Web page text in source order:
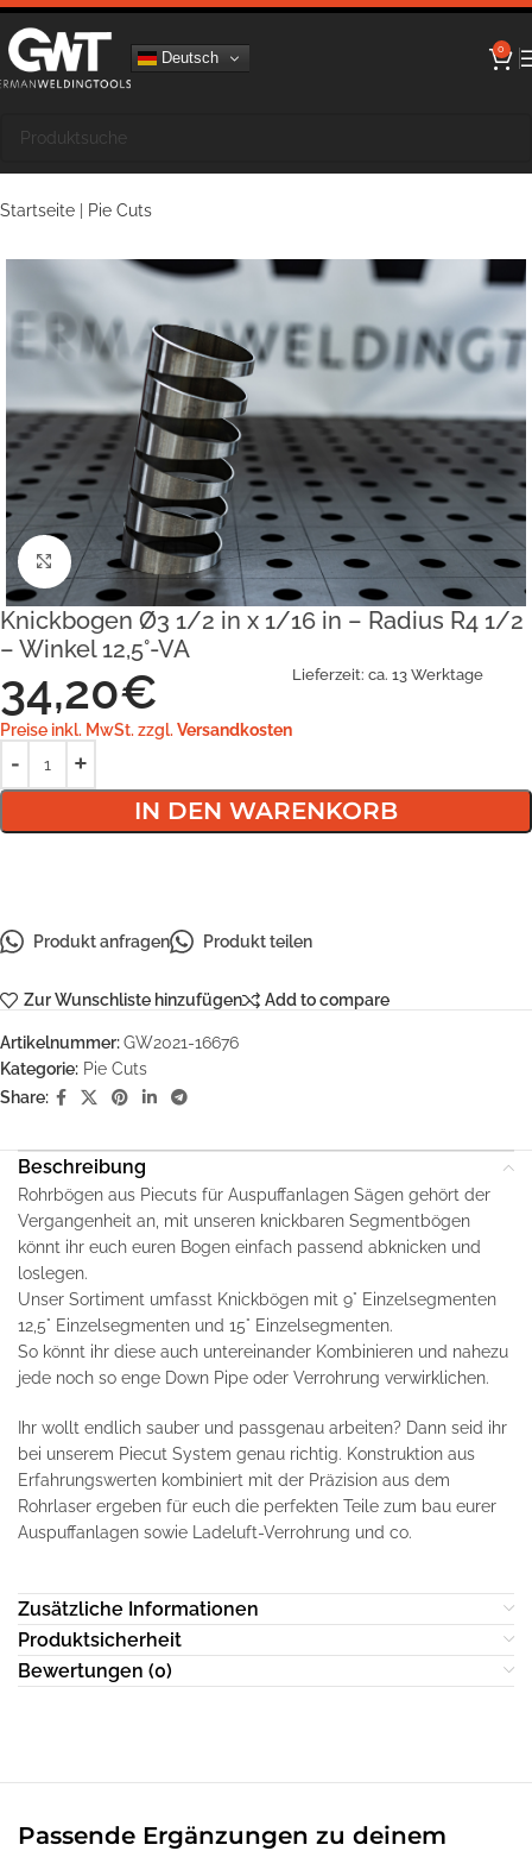
Deutsch 0
Startseite Pie Cuts
Klick zum Vergrößern
Knickbogen Ø3 1/2 in x 1/16 in – Radius R4 1/2
– Winkel 12,5°-VA
34,20€
Preise inkl. MwSt. zzgl. Versandkosten
Lieferzeit: ca. 13 Werktage
IN DEN WARENKORB
Produkt anfragen Produkt teilen
Zur Wunschliste hinzufügen Add to compare
Artikelnummer:GW2021-16676
Kategorie: Pie Cuts
Share:
Beschreibung
Rohrbögen aus Piecuts für Auspuffanlagen Sägen gehört der
Vergangenheit an, mit unseren knickbaren Segmentbögen
könnt ihr euch euren Bogen einfach passend abknicken und
loslegen.
Unser Sortiment umfasst Knickbögen mit 9° Einzelsegmenten
12,5° Einzelsegmenten und 15° Einzelsegmenten.
So könnt ihr diese auch untereinander Kombinieren und nahezu
jede noch so enge Down Pipe oder Verrohrung verwirklichen.
Ihr wollt endlich sauber und passgenau arbeiten? Dann seid ihr
bei unserem Piecut System genau richtig. Konstruktion aus
Erfahrungswerten kombiniert mit der Präzision aus dem
Rohrlaser ergeben für euch die perfekten Teile zum bau eurer
Auspuffanlagen sowie Ladeluft-Verrohrung und co.
Zusätzliche Informationen
Produktsicherheit
Bewertungen (0)
Passende Ergänzungen zu deinem